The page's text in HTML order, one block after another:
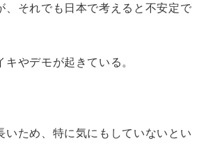
、それでも日本で考えると不安定で
やデモが起きている。
いため、特に気にもしていないとい